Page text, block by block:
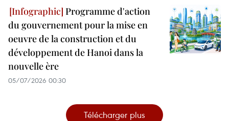
Programme d'action
du gouvernement pour la mise en
oeuvre de la construction et du
développement de Hanoi dans la
nouvelle ère
05/07/2026 00:30
Télécharger plus